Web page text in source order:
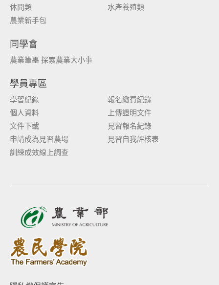
休閒類
水產養殖類
農業新手包
同學會
農業筆墨 探索農業大小事
學員專區
學習紀錄
報名繳費紀錄
個人資料
上傳證明文件
文件下載
見習報名紀錄
申請成為見習農場
見習自我評核表
訓練成效線上調查